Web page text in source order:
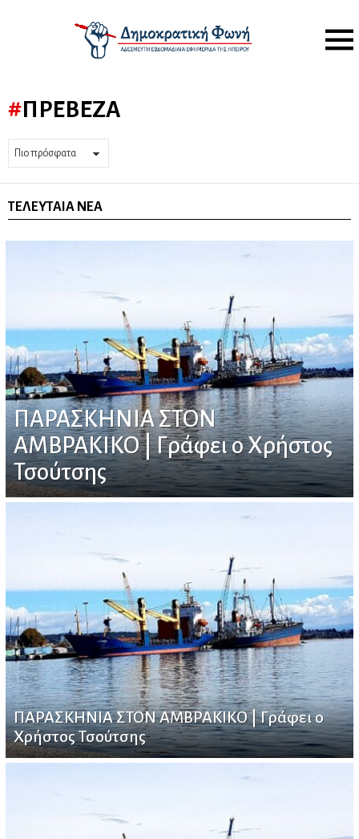
Menu
ΠΡΈΒΕΖΑ
ΤΕΛΕΥΤΑΊΑ ΝΈΑ
ΠΑΡΑΣΚΗΝΙΑ ΣΤΟΝ
ΑΜΒΡΑΚΙΚΟ | Γράφει ο Χρήστος
Τσούτσης
ΠΑΡΑΣΚΗΝΙΑ ΣΤΟΝ ΑΜΒΡΑΚΙΚΟ | Γράφει ο
Χρήστος Τσούτσης